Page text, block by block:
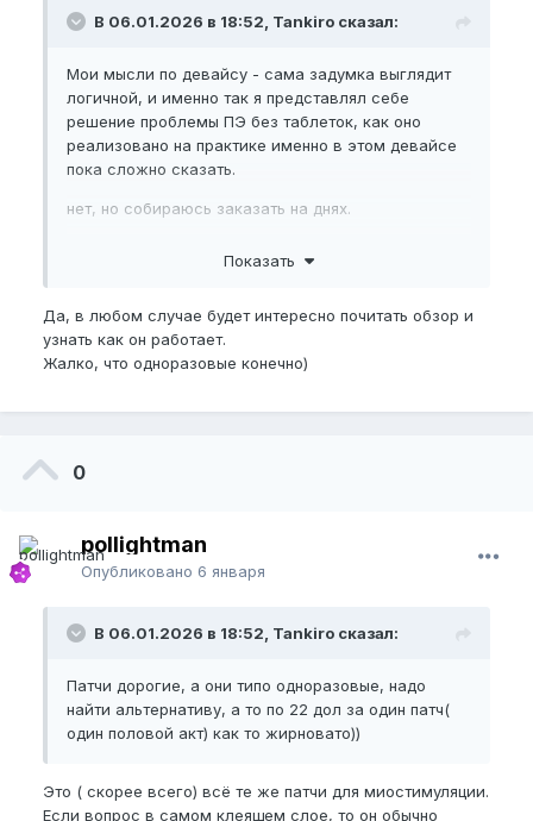
В 06.01.2026 в 18:52, Tankiro сказал:
Мои мысли по девайсу - сама задумка выглядит
логичной, и именно так я представлял себе
решение проблемы ПЭ без таблеток, как оно
реализовано на практике именно в этом девайсе
пока сложно сказать.
нет, но собираюсь заказать на днях.
найти альтернативу, а то по 22 дол за один патч(
Показать
Да, в любом случае будет интересно почитать обзор и
узнать как он работает.
Жалко, что одноразовые конечно)
0
pollightman
Опубликовано 6 января
В 06.01.2026 в 18:52, Tankiro сказал:
Патчи дорогие, а они типо одноразовые, надо
найти альтернативу, а то по 22 дол за один патч(
один половой акт) как то жирновато))
Это ( скорее всего) всё те же патчи для миостимуляции.
Если вопрос в самом клеящем слое, то он обычно